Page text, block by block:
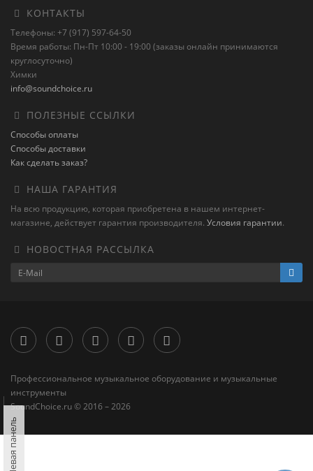
КОНТАКТЫ
Телефоны: +7 (917) 597-64-50
Время работы: Пн-Пт 10:00 - 19:00 (заказы онлайн принимаются
круглосуточно)
Химки
info@soundchoice.ru
ПОЛЕЗНЫЕ ССЫЛКИ
Способы оплаты
Способы доставки
Как сделать заказ?
НАША ГАРАНТИЯ
На всю продукцию, которая приобретена в нашем интернет-
магазине, действует гарантия производителя. Условия гарантии.
НОВОСТНАЯ РАССЫЛКА
Профессиональное музыкальное оборудование и музыкальные
инструменты
SoundChoice.ru © 2016 – 2026
Левая панель